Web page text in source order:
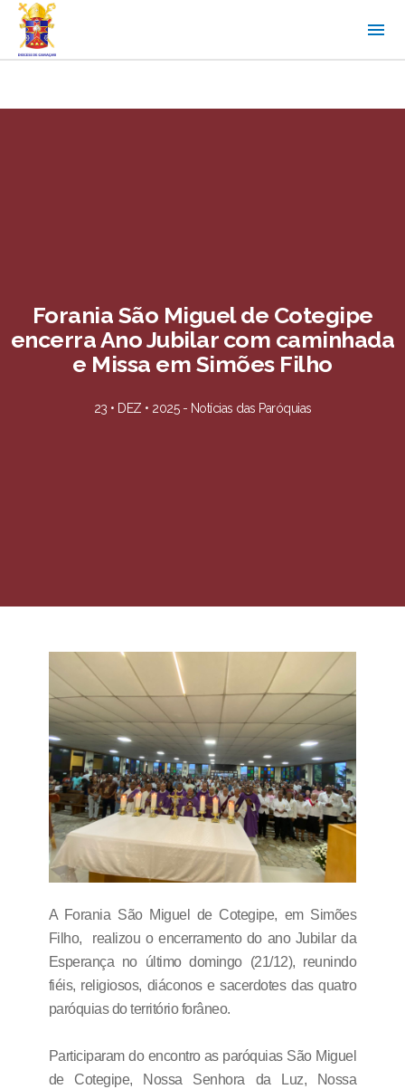
Forania São Miguel de Cotegipe
encerra Ano Jubilar com caminhada
e Missa em Simões Filho
23 • DEZ • 2025 - Notícias das Paróquias
A Forania São Miguel de Cotegipe, em Simões
Filho, realizou o encerramento do ano Jubilar da
Esperança no último domingo (21/12), reunindo
fiéis, religiosos, diáconos e sacerdotes das quatro
paróquias do território forâneo.
Participaram do encontro as paróquias São Miguel
de Cotegipe, Nossa Senhora da Luz, Nossa